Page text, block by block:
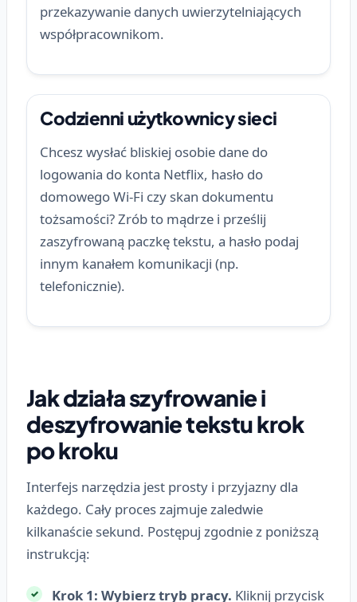
przekazywanie danych uwierzytelniających
współpracownikom.
Codzienni użytkownicy sieci
Chcesz wysłać bliskiej osobie dane do
logowania do konta Netflix, hasło do
domowego Wi-Fi czy skan dokumentu
tożsamości? Zrób to mądrze i prześlij
zaszyfrowaną paczkę tekstu, a hasło podaj
innym kanałem komunikacji (np.
telefonicznie).
Jak działa szyfrowanie i
deszyfrowanie tekstu krok
po kroku
Interfejs narzędzia jest prosty i przyjazny dla
każdego. Cały proces zajmuje zaledwie
kilkanaście sekund. Postępuj zgodnie z poniższą
instrukcją:
Krok 1: Wybierz tryb pracy. Kliknij przycisk